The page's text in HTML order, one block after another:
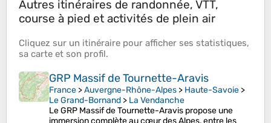
Autres itinéraires de randonnée, VTT,
course à pied et activités de plein air
Cliquez sur un itinéraire pour afficher ses statistiques,
sa carte et son profil.
GRP Massif de Tournette-Aravis
France >Auvergne-Rhône-Alpes > Haute-Savoie >
Le Grand-Bornand > La Vendanche
Le GRP Massif de Tournette-Aravis propose une
immersion complète au cœur des Alpes, entre les